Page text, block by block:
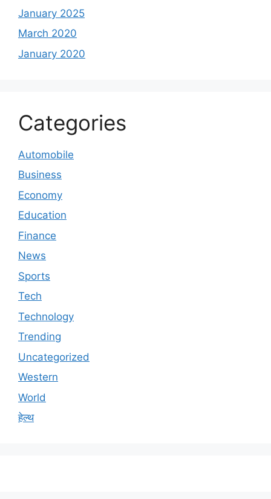
January 2025
March 2020
January 2020
Categories
Automobile
Business
Economy
Education
Finance
News
Sports
Tech
Technology
Trending
Uncategorized
Western
World
हेल्थ